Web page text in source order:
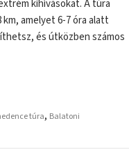
kihívásokat. A túra
km, amelyet 6-7 óra alatt
és útközben számos
túra, Balatoni